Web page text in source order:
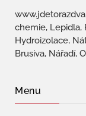
chemie, Lepidla,
Hydroizolace,
Brusiva, Nářadí,
Menu